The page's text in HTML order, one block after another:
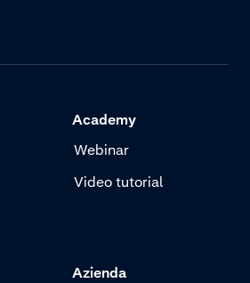
Academy
Webinar
Video tutorial
Azienda